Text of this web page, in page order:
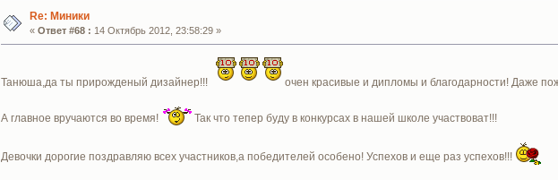
Re: Миники
« Ответ #68 : 14 Октябрь 2012, 23:58:29 »
Танюша,да ты прирожденый дизайнер!!! очен красивые и дипломы и благодарности! Даже
А главное вручаются во время! Так что тепер буду в конкурсах в нашей школе участвоват!!!
Девочки дорогие поздравляю всех участников,а победителей особено! Успехов и еще раз успехов!!!